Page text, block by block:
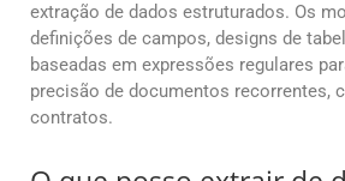
extração de dados estruturados. Os
definições de campos, designs de
baseadas em expressões regulares
precisão de documentos recorrentes,
contratos.